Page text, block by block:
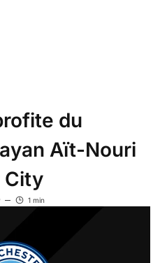
du
Aït-Nouri
City
1 min